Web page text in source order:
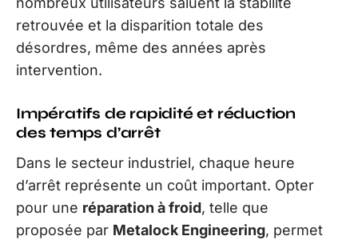
retrouvée et la disparition totale des
désordres, même des années après
intervention.
Impératifs de rapidité et réduction
des temps d’arrêt
Dans le secteur industriel, chaque heure
d’arrêt représente un coût important. Opter
pour une réparation à froid, telle que
proposée par Metalock Engineering, permet